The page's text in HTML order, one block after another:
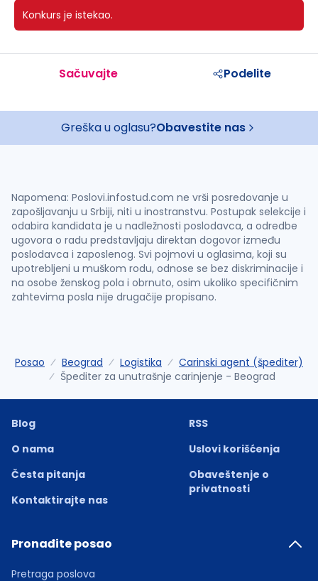
Konkurs je istekao.
Sačuvajte Podelite
Greška u oglasu?Obavestite nas
Napomena: Poslovi.infostud.com ne vrši posredovanje u
zapošljavanju u Srbiji, niti u inostranstvu. Postupak selekcije i
odabira kandidata je u nadležnosti poslodavca, a odredbe
ugovora o radu predstavljaju direktan dogovor između
poslodavca i zaposlenog. Svi pojmovi u oglasima, koji su
upotrebljeni u muškom rodu, odnose se bez diskriminacije i
na osobe ženskog pola i obrnuto, osim ukoliko specifičnim
zahtevima posla nije drugačije propisano.
Posao Beograd Logistika
Carinski agent (špediter)
Špediter za unutrašnje carinjenje - Beograd
Blog
O nama
Česta pitanja
Kontaktirajte nas
RSS
Uslovi korišćenja
Obaveštenje o
privatnosti
Pronađite posao
Pretraga poslova